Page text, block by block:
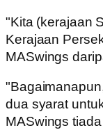
"Kita (kerajaan
Kerajaan
MASwings
dua syarat
MASwings